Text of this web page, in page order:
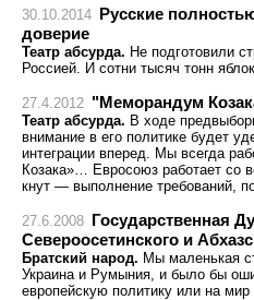
30.10.2014 Русские
доверие
Театр абсурда. Не подготовили
Россией. И сотни тысяч тонн
27.4.2012 "Меморандум
Театр абсурда. В ходе
внимание в его политике будет
интеграции вперед. Мы всегда
Козака»… Евросоюз работает со
кнут — выполнение требований,
27.6.2008 Государственная
Североосетинского и
Братский народ. Мы маленькая
Украина и Румыния, и было бы
европейскую политику или на